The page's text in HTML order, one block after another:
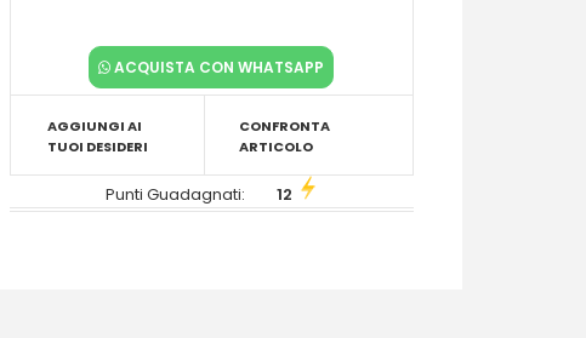
ACQUISTA CON WHATSAPP
AGGIUNGI AI
TUOI DESIDERI
CONFRONTA
ARTICOLO
Punti Guadagnati: 12